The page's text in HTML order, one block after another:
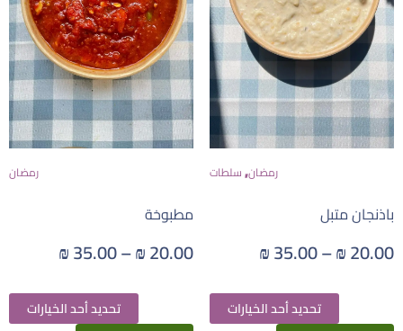
رمضان,سلطات
باذنجان متبل
20.00
₪
–
35.00
₪
تحديد أحد الخيارات
رمضان
مطبوخة
20.00
₪
–
35.00
₪
تحديد أحد الخيارات